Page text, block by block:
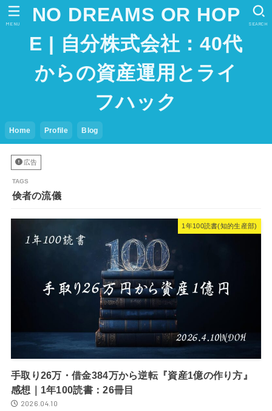
NO DREAMS OR HOP
E | 自分株式会社：40代
からの資産運用とライ
フハック
Home Profile Blog
SEARCH
MENU
広告
倹者の流儀
1年100読書(知的生産部)
手取り26万・借金384万から逆転『資産1億の作り方』
感想｜1年100読書：26冊目
2026.04.10